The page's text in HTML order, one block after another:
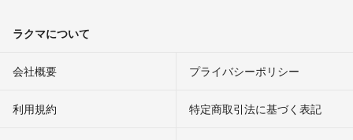
ラクマについて
会社概要 プライバシーポリシー
利用規約 特定商取引法に基づく表記